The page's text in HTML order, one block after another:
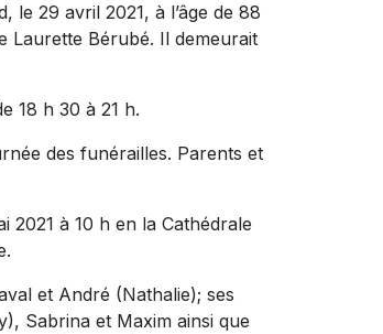
le 29 avril 2021, à l’âge de 88
Laurette Bérubé. Il demeurait
18 h 30 à 21 h.
des funérailles. Parents et
2021 à 10 h en la Cathédrale
et André (Nathalie); ses
Sabrina et Maxim ainsi que